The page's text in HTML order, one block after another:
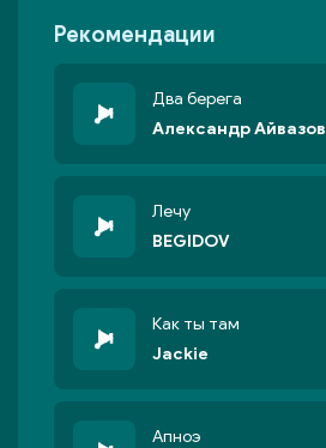
Рекомендации
Два берега
Александр Айвазов
Лечу
BEGIDOV
Как ты там
Jackie
Апноэ